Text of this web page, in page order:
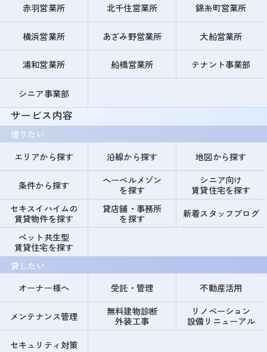
赤羽営業所 北千住営業所 錦糸町営業所
横浜営業所 あざみ野営業所 大船営業所
浦和営業所 船橋営業所 テナント事業部
シニア事業部
サービス内容
借りたい
エリアから探す
沿線から探す 地図から探す
条件から探す
ヘーベルメゾン
を探す
シニア向け
賃貸住宅を探す
セキスイハイムの
賃貸物件を探す
貸店舗・事務所
を探す
新着スタッフブログ
ペット共生型
賃貸住宅を探す
貸したい
オーナー様へ
受託・管理 不動産活用
メンテナンス管理
無料建物診断
外装工事
リノベーション
設備リニューアル
セキュリティ対策